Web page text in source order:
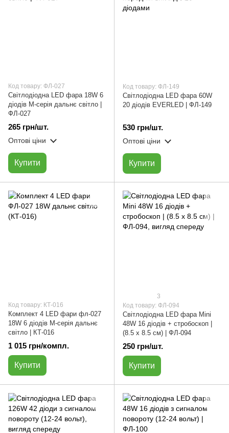
Код товару: ФЛ-027
Світлодіодна LED фара 18W 6
діодів M-серія дальнє світло |
ФЛ-027
265 грн/шт.
Оптові ціни
Купити
Код товару: ФЛ-149
Світлодіодна LED фара 60W
20 діодів EVERLED | ФЛ-149
530 грн/шт.
Оптові ціни
Купити
Код товару: КТ-016
Комплект 4 LED фари фл-027
18W 6 діодів M-серія дальнє
світло | КТ-016
1 015 грн/компл.
Купити
3
Код товару: ФЛ-094
Світлодіодна LED фара Мini
48W 16 діодів + стробоскоп |
(8.5 х 8.5 см) | ФЛ-094
250 грн/шт.
Купити